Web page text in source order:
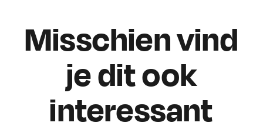
Misschien vind
je dit ook
interessant